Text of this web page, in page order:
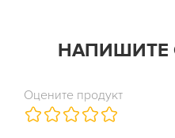
НАПИШИТЕ
Оцените продукт